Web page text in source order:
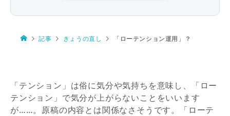
記事 きょうの直し 「ローテンション運用」？
「テンション」は俗に気分や気持ちを意味し、「ロー
テンション」で気分が上がらないことをいいます
が……。原稿の内容とは関係なさそうです。「ローテ